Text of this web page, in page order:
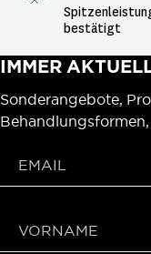
bestätigt
IMMER
Sonderangebote,